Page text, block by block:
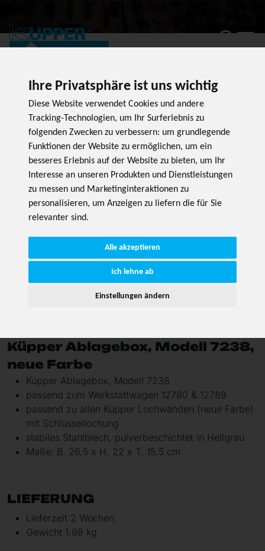
Ihre Privatsphäre ist uns wichtig
Diese Website verwendet Cookies und andere
Tracking-Technologien, um Ihr Surferlebnis zu
folgenden Zwecken zu verbessern: um grundlegende
Funktionen der Website zu ermöglichen, um ein
besseres Erlebnis auf der Website zu bieten, um Ihr
Interesse an unseren Produkten und Dienstleistungen
zu messen und Marketinginteraktionen zu
personalisieren, um Anzeigen zu liefern die für Sie
relevanter sind.
Alle akzeptieren
Ich lehne ab
Einstellungen ändern
PRODUKT
Küpper Ablagebox, Modell 7238,
neue Farbe
Küpper Ablagebox, Modell 7238
passend zum Werkstattwagen 12780 & 12789
passend zu allen Küpper Lochwänden (neue Farbe)
mit Schlüssellochung
stabiles Stahlblech, pulverbeschichtet in Hellgrau
Maße: B. 26,5 x H. 22 x T. 15,5 cm
LIEFERUNG
Lieferzeit 2 Wochen
Gewicht 1.98 kg